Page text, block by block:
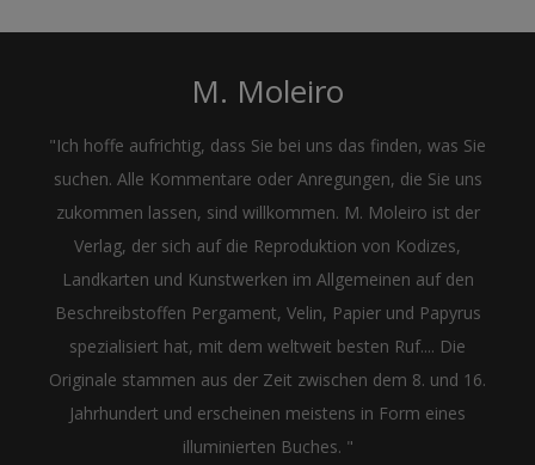
M. Moleiro
"Ich hoffe aufrichtig, dass Sie bei uns das finden, was Sie
suchen. Alle Kommentare oder Anregungen, die Sie uns
zukommen lassen, sind willkommen. M. Moleiro ist der
Verlag, der sich auf die Reproduktion von Kodizes,
Landkarten und Kunstwerken im Allgemeinen auf den
Beschreibstoffen Pergament, Velin, Papier und Papyrus
spezialisiert hat, mit dem weltweit besten Ruf.... Die
Originale stammen aus der Zeit zwischen dem 8. und 16.
Jahrhundert und erscheinen meistens in Form eines
illuminierten Buches. "